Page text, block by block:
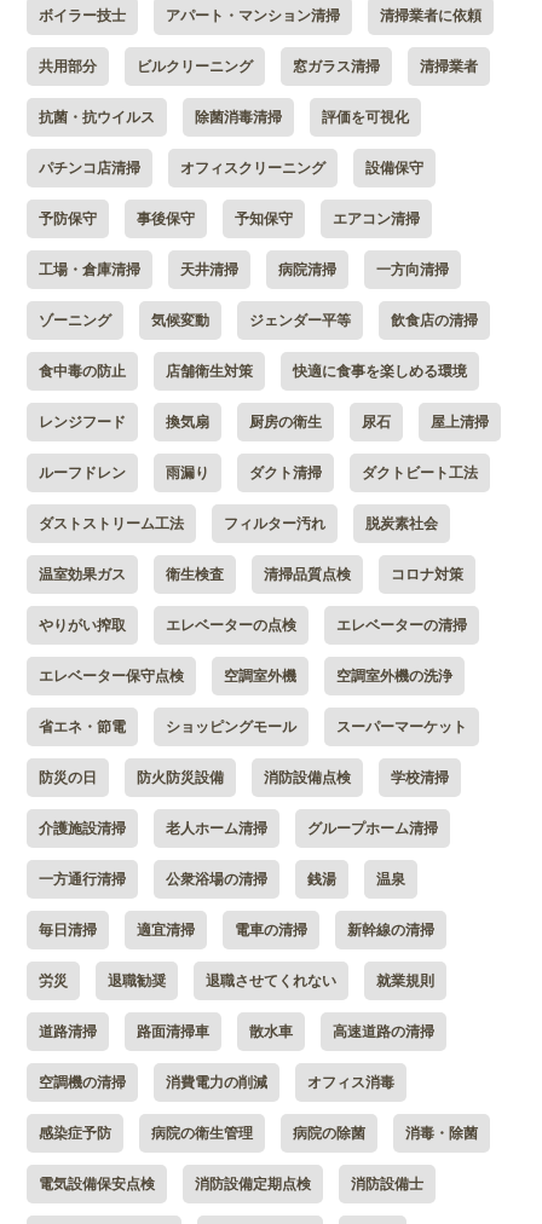
ボイラー技士 アパート・マンション清掃 清掃業者に依頼
共用部分 ビルクリーニング 窓ガラス清掃 清掃業者
抗菌・抗ウイルス 除菌消毒清掃 評価を可視化
パチンコ店清掃 オフィスクリーニング 設備保守
予防保守 事後保守 予知保守 エアコン清掃
工場・倉庫清掃 天井清掃 病院清掃 一方向清掃
ゾーニング 気候変動 ジェンダー平等 飲食店の清掃
食中毒の防止 店舗衛生対策 快適に食事を楽しめる環境
レンジフード 換気扇 厨房の衛生 尿石 屋上清掃
ルーフドレン 雨漏り ダクト清掃 ダクトビート工法
ダストストリーム工法 フィルター汚れ 脱炭素社会
温室効果ガス 衛生検査 清掃品質点検 コロナ対策
やりがい搾取 エレベーターの点検 エレベーターの清掃
エレベーター保守点検 空調室外機 空調室外機の洗浄
省エネ・節電 ショッピングモール スーパーマーケット
防災の日 防火防災設備 消防設備点検 学校清掃
介護施設清掃 老人ホーム清掃 グループホーム清掃
一方通行清掃 公衆浴場の清掃 銭湯 温泉
毎日清掃 適宜清掃 電車の清掃 新幹線の清掃
労災 退職勧奨 退職させてくれない 就業規則
道路清掃 路面清掃車 散水車 高速道路の清掃
空調機の清掃 消費電力の削減 オフィス消毒
感染症予防 病院の衛生管理 病院の除菌 消毒・除菌
電気設備保安点検 消防設備定期点検 消防設備士